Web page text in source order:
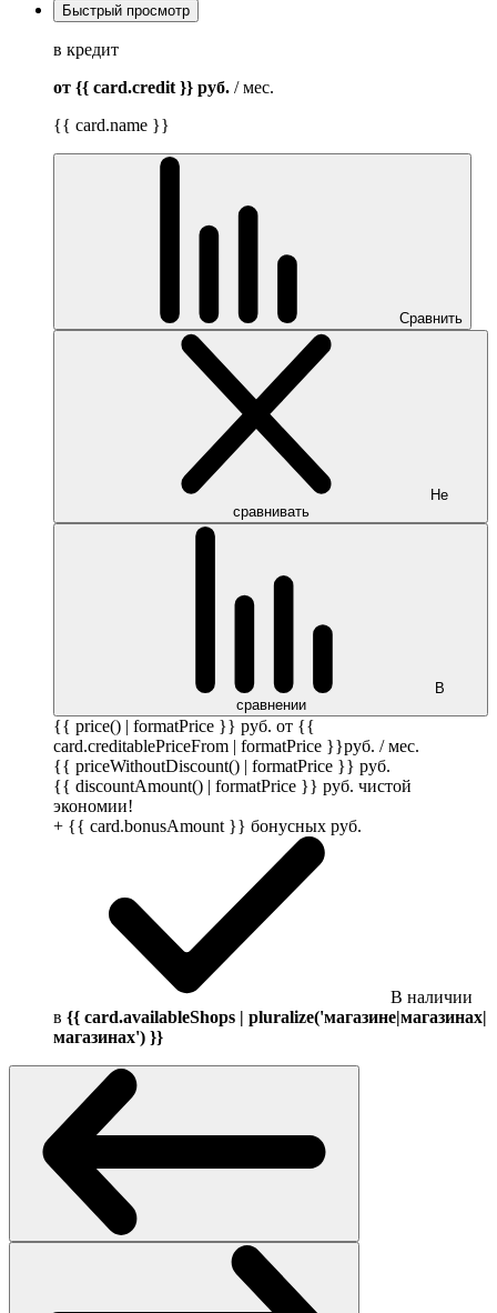
Быстрый просмотр
в кредит
от {{ card.credit }} руб. / мес.
{{ card.name }}
Сравнить
Не
сравнивать
В
сравнении
{{ price() | formatPrice }} руб. от {{
card.creditablePriceFrom | formatPrice }}руб. / мес.
{{ priceWithoutDiscount() | formatPrice }} руб.
{{ discountAmount() | formatPrice }} руб. чистой
экономии!
+ {{ card.bonusAmount }} бонусных руб.
В наличии
в {{ card.availableShops | pluralize('магазине|магазинах|
магазинах') }}